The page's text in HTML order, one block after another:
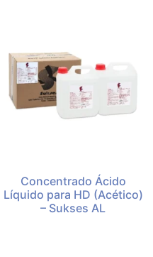
Concentrado Ácido
Líquido para HD (Acético)
– Sukses AL